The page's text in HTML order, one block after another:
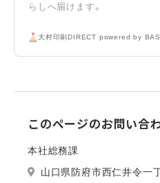
らしへ届けます。
大村印刷DIRECT powered by
このページのお問い合
本社総務課
山口県防府市西仁井令一